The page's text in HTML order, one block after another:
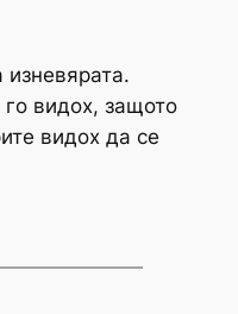
видох, защото
видох да се